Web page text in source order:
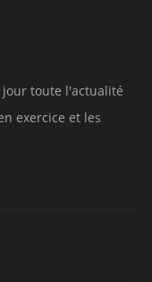
jour toute l'actualité
exercice et les